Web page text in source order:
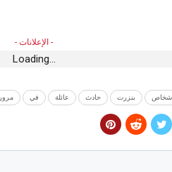
- الإعلانات -
Loading...
بنزرت حادث عائلة في مرور